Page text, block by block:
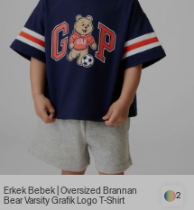
Erkek Bebek | Oversized Brannan
Bear Varsity Grafik Logo T-Shirt
2